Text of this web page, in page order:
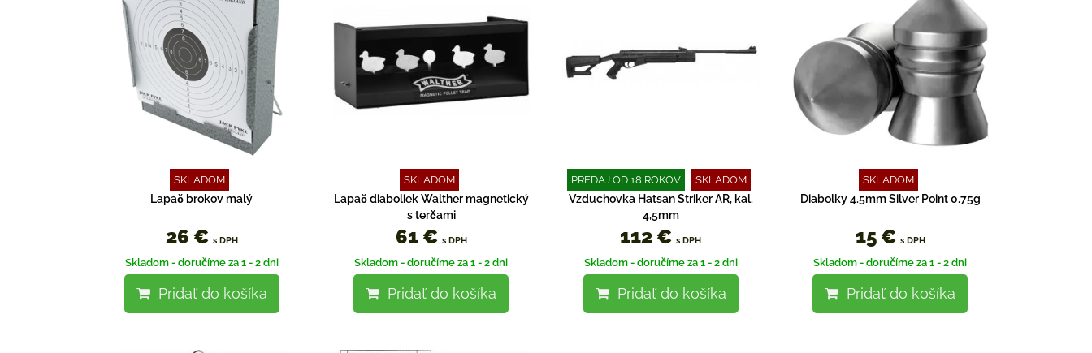
SKLADOM
Lapač brokov malý
26 € s DPH
Skladom - doručíme za 1 - 2 dni
Pridať do košíka
SKLADOM
Lapač diaboliek Walther magnetický
s terčami
61 € s DPH
Skladom - doručíme za 1 - 2 dni
Pridať do košíka
PREDAJ OD 18 ROKOV SKLADOM
Vzduchovka Hatsan Striker AR, kal.
4,5mm
112 €s DPH
Skladom - doručíme za 1 - 2 dni
Pridať do košíka
SKLADOM
Diabolky 4.5mm Silver Point 0.75g
15 € s DPH
Skladom - doručíme za 1 - 2 dni
Pridať do košíka